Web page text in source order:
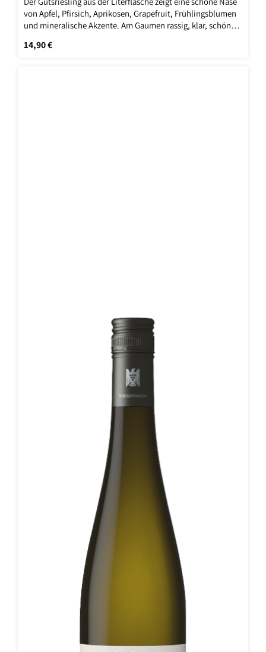
von Apfel, Pfirsich, Aprikosen, Grapefruit, Frühlingsblumen
und mineralische Akzente. Am Gaumen rassig, klar, schöne
langer Nachhall.
Regulärer Preis:
14,90 €